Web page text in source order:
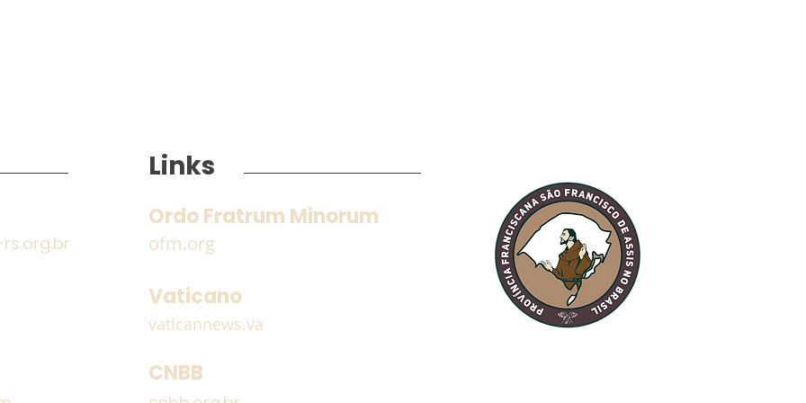
Geral Frei Massimo
guerra no Oriente Médio
Confira o itinerário do
TAU PEREGRINO e veja
quando ele estará na
Links
Ordo Fratrum Minorum
ofm.org
Vaticano
vaticannews.va
CNBB